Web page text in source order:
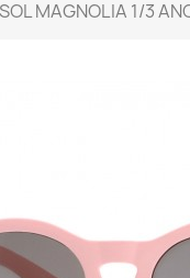
MAGNOLIA 1/3